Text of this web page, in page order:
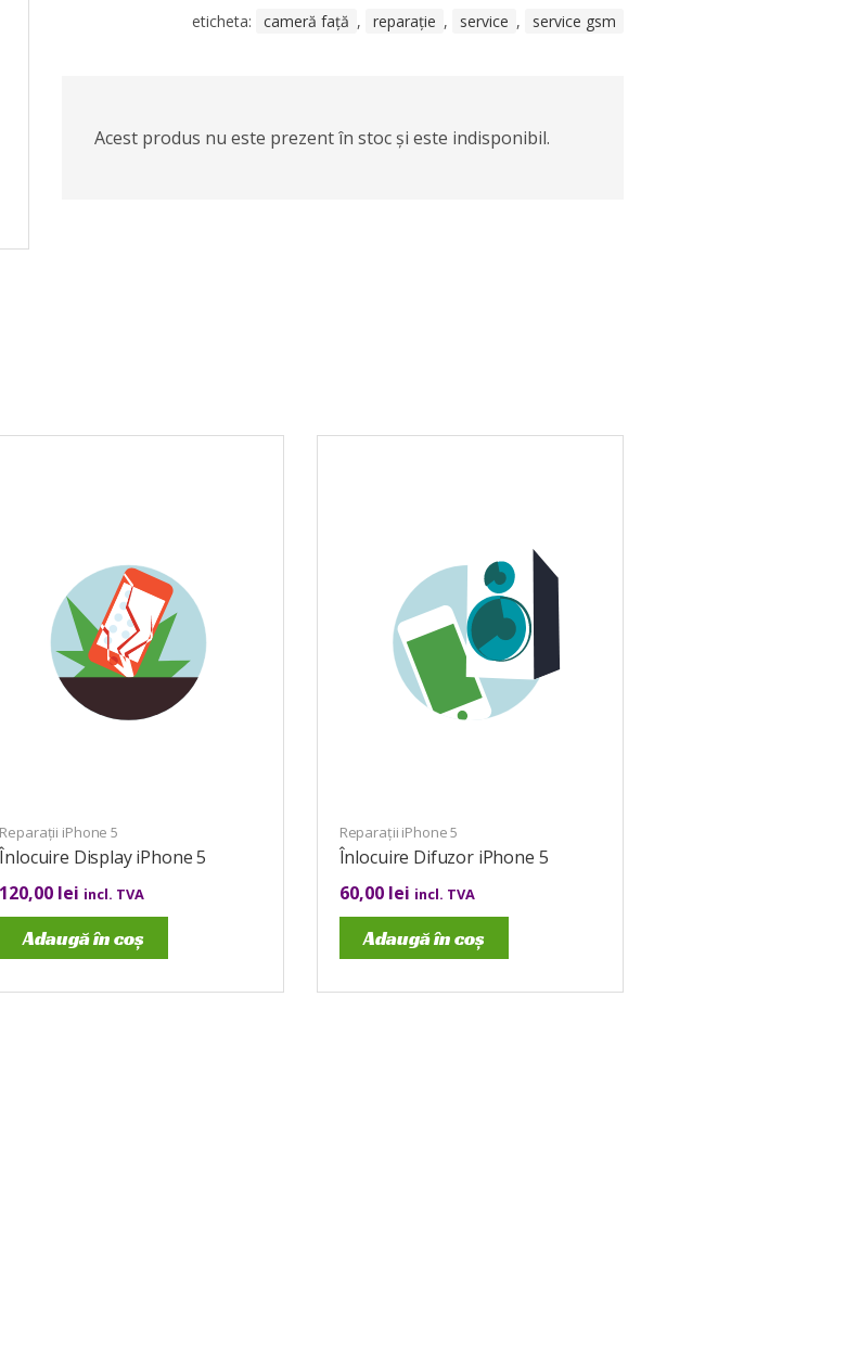
eticheta: cameră față , reparație , service , service gsm
Acest produs nu este prezent în stoc și este indisponibil.
Reparații iPhone 5
Înlocuire Display iPhone 5
120,00 lei incl. TVA
Adaugă în coș
Reparații iPhone 5
Înlocuire Difuzor iPhone 5
60,00 lei incl. TVA
Adaugă în coș